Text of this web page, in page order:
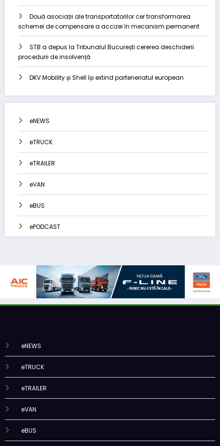
Două asociații ale transportatorilor cer transformarea
schemei de compensare a accizei în mecanism permanent
STB a depus la Tribunalul București cererea deschiderii
procedurii de insolvență
DKV Mobility și Shell își extind parteneriatul european
eNEWS
eTRUCK
eTRAILER
eVAN
eBUS
ePODCAST
eNEWS
eTRUCK
eTRAILER
eVAN
eBUS